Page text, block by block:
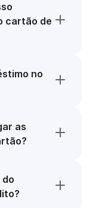
cartão de
no
as